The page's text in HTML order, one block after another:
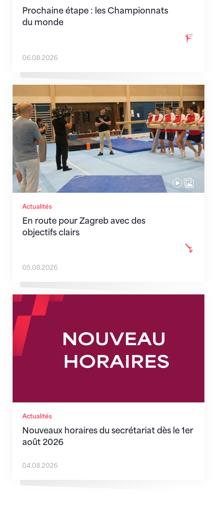
Prochaine étape : les Championnats
du monde
06.08.2026
Actualités
En route pour Zagreb avec des
objectifs clairs
En route pour Zagreb avec des objectifs clairs
05.08.2026
Actualités
Nouveaux horaires du secrétariat dès le 1er
août 2026
Nouveaux horaires du secrétariat dès le 1er août
04.08.2026